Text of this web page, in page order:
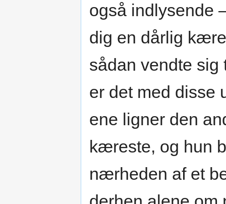
også indlysende
dig en dårlig
sådan vendte sig
er det med disse
ene ligner den
kæreste, og hun
nærheden af et